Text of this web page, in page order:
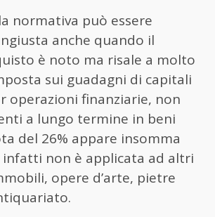
normativa può essere
anche quando il
è noto ma risale a molto
sui guadagni di capitali
operazioni finanziarie, non
a lungo termine in beni
del 26% appare insomma
infatti non è applicata ad altri
opere d’arte, pietre